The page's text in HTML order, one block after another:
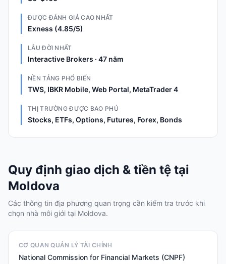
ĐƯỢC ĐÁNH GIÁ CAO NHẤT
Exness (4.85/5)
LÂU ĐỜI NHẤT
Interactive Brokers · 47 năm
NỀN TẢNG PHỔ BIẾN
TWS, IBKR Mobile, Web Portal, MetaTrader 4
THỊ TRƯỜNG ĐƯỢC BAO PHỦ
Stocks, ETFs, Options, Futures, Forex, Bonds
Quy định giao dịch & tiền tệ tại
Moldova
Các thông tin địa phương quan trọng cần kiểm tra trước khi
chọn nhà môi giới tại Moldova.
CƠ QUAN QUẢN LÝ TÀI CHÍNH
National Commission for Financial Markets (CNPF)